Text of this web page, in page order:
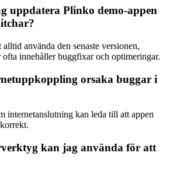
uppdatera Plinko demo-appen
använda den senaste versionen,
ofta innehåller buggfixar och optimeringar.
orsaka buggar i
internetanslutning kan leda till att appen
kan jag använda för att